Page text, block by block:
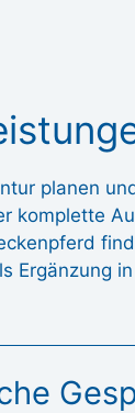
planen
komplette
Ergänzung